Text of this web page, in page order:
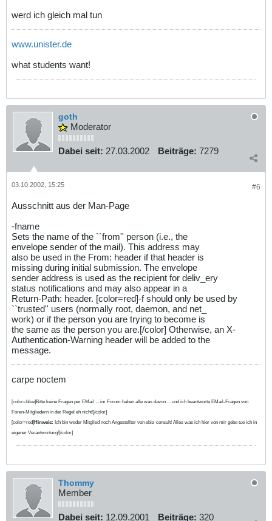
werd ich gleich mal tun
www.unister.de
what students want!
goth
Moderator
Dabei seit: 27.03.2002 Beiträge: 7279
#6
03.10.2002, 15:25
Ausschnitt aus der Man-Page
-fname
Sets the name of the ``from'' person (i.e., the
envelope sender of the mail). This address may
also be used in the From: header if that header is
missing during initial submission. The envelope
sender address is used as the recipient for deliv_ery
status notifications and may also appear in a
Return-Path: header. [color=red]-f should only be used by
``trusted'' users (normally root, daemon, and net_
work) or if the person you are trying to become is
the same as the person you are.[/color] Otherwise, an X-
Authentication-Warning header will be added to the
message.
carpe noctem
[color=blue]Bitte keine Fragen per EMail ... im Forum haben alle was davon ... und ich beantworte EMail-Fragen von
Foren-Mitgliedern in der Regel eh nicht![/color]
[color=red]Hinweis: Ich bin weder Mitglied noch Angestellter von ebiz-consult! Alles was ich hier von mir gebe tue ich in
eigener Verantwortung![/color]
Thommy
Member
Dabei seit: 12.09.2001 Beiträge: 320